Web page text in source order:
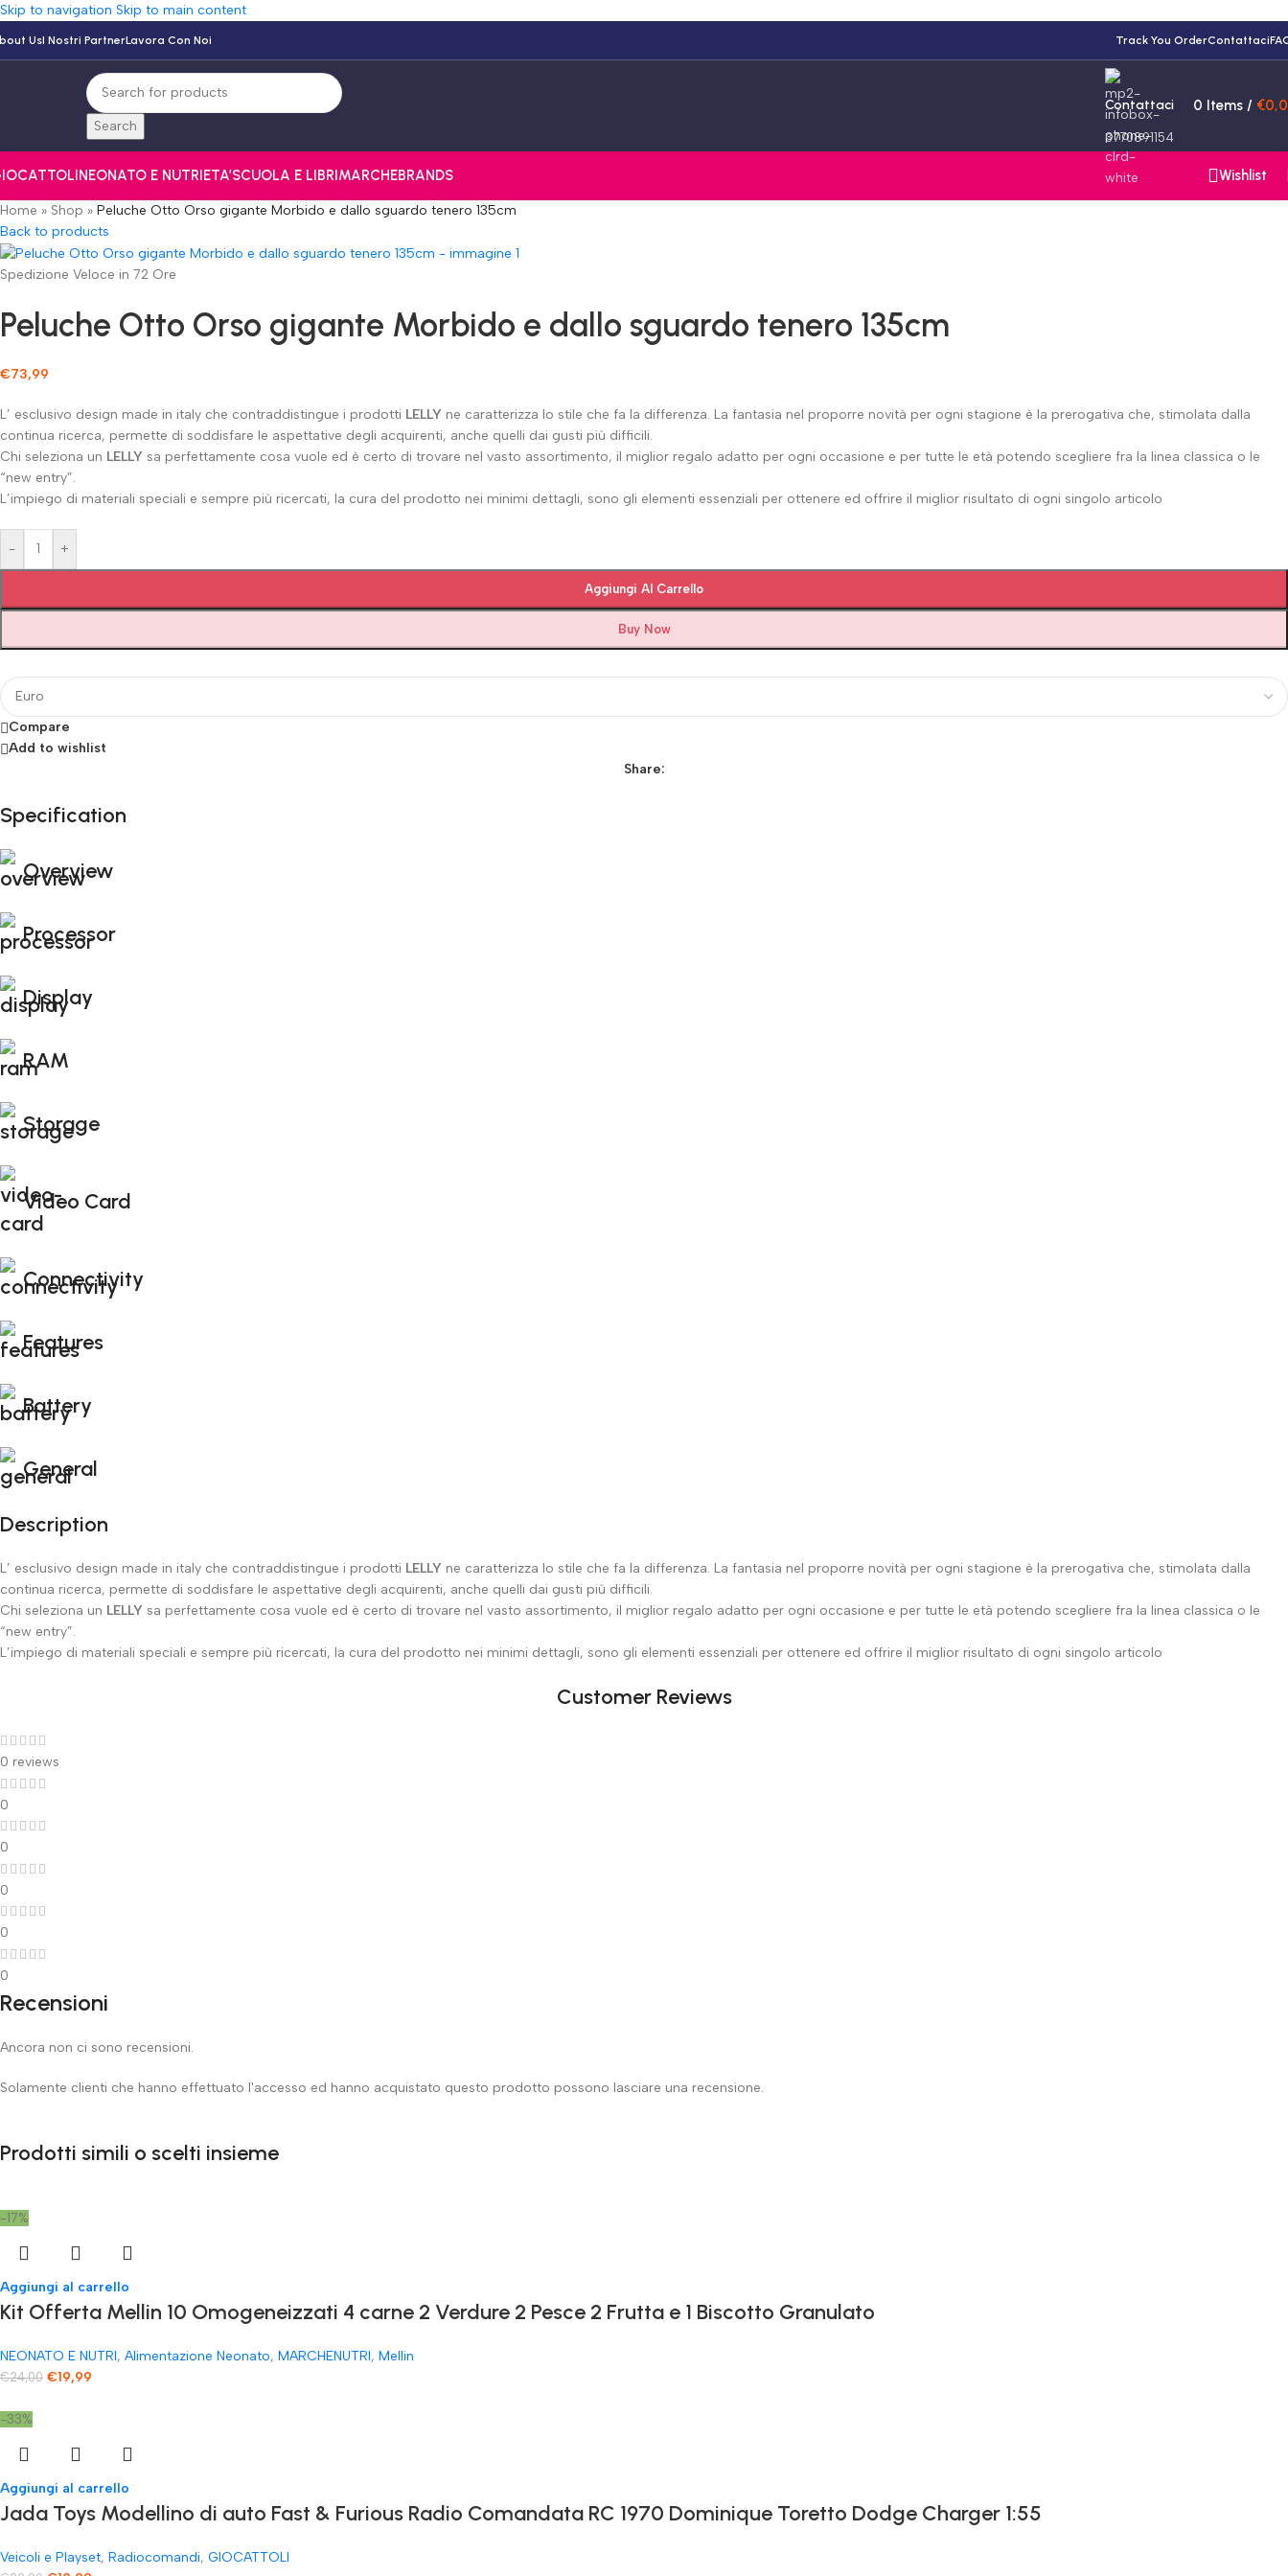
Skip to navigation Skip to main content
UsI Nostri PartnerLavora Con Noi Track You OrderContattaci
Search
Contattaci
3770891154
0 Items / €
NEONATO E NUTRIETA’SCUOLA E LIBRIMARCHEBRANDS Wishlist
Home » Shop » Peluche Otto Orso gigante Morbido e dallo sguardo tenero 135cm
Back to products
Spedizione Veloce in 72 Ore
Peluche Otto Orso gigante Morbido e dallo sguardo tenero 135cm
€73,99
L’ esclusivo design made in italy che contraddistingue i prodotti LELLY ne caratterizza lo stile che fa la differenza. La fantasia nel proporre novità per ogni stagione è la prerogativa che, stimolata dalla
continua ricerca, permette di soddisfare le aspettative degli acquirenti, anche quelli dai gusti più difficili.
Chi seleziona un LELLY sa perfettamente cosa vuole ed è certo di trovare nel vasto assortimento, il miglior regalo adatto per ogni occasione e per tutte le età potendo scegliere fra la linea classica o le
“new entry”.
L’impiego di materiali speciali e sempre più ricercati, la cura del prodotto nei minimi dettagli, sono gli elementi essenziali per ottenere ed offrire il miglior risultato di ogni singolo articolo
- +
Aggiungi Al Carrello
Buy Now
Compare
Add to wishlist
Share:
Fino al 12 Ottobre...
Black Friday di Autunno!
Specification
Overview
Processor
Display
RAM
Storage
Video Card
Connectivity
Features
Battery
General
Description
L’ esclusivo design made in italy che contraddistingue i prodotti LELLY ne caratterizza lo stile che fa la differenza. La fantasia nel proporre novità per ogni stagione è la prerogativa che, stimolata dalla
continua ricerca, permette di soddisfare le aspettative degli acquirenti, anche quelli dai gusti più difficili.
Chi seleziona un LELLY sa perfettamente cosa vuole ed è certo di trovare nel vasto assortimento, il miglior regalo adatto per ogni occasione e per tutte le età potendo scegliere fra la linea classica o le
“new entry”.
L’impiego di materiali speciali e sempre più ricercati, la cura del prodotto nei minimi dettagli, sono gli elementi essenziali per ottenere ed offrire il miglior risultato di ogni singolo articolo
Customer Reviews
0 reviews
0
0
0
0
0
Recensioni
Ancora non ci sono recensioni.
Solamente clienti che hanno effettuato l'accesso ed hanno acquistato questo prodotto possono lasciare una recensione.
Prodotti simili o scelti insieme
-17%
Aggiungi al carrello
Kit Offerta Mellin 10 Omogeneizzati 4 carne 2 Verdure 2 Pesce 2 Frutta e 1 Biscotto Granulato
NEONATO E NUTRI, Alimentazione Neonato, MARCHENUTRI, Mellin
€24,00 €19,99
-33%
Aggiungi al carrello
Jada Toys Modellino di auto Fast & Furious Radio Comandata RC 1970 Dominique Toretto Dodge Charger 1:55
Veicoli e Playset, Radiocomandi, GIOCATTOLI